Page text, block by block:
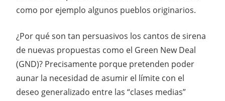
como por ejemplo algunos pueblos originarios.
¿Por qué son tan persuasivos los cantos de sirena
de nuevas propuestas como el Green New Deal
(GND)? Precisamente porque pretenden poder
aunar la necesidad de asumir el límite con el
deseo generalizado entre las “clases medias”